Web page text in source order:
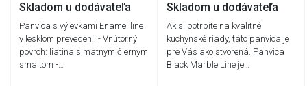
Skladom u dodávateľa
Panvica s výlevkami Enamel line
v lesklom prevedení: - Vnútorný
povrch: liatina s matným čiernym
smaltom -…
Skladom u dodávateľa
Ak si potrpíte na kvalitné
kuchynské riady, táto panvica je
pre Vás ako stvorená. Panvica
Black Marble Line je…